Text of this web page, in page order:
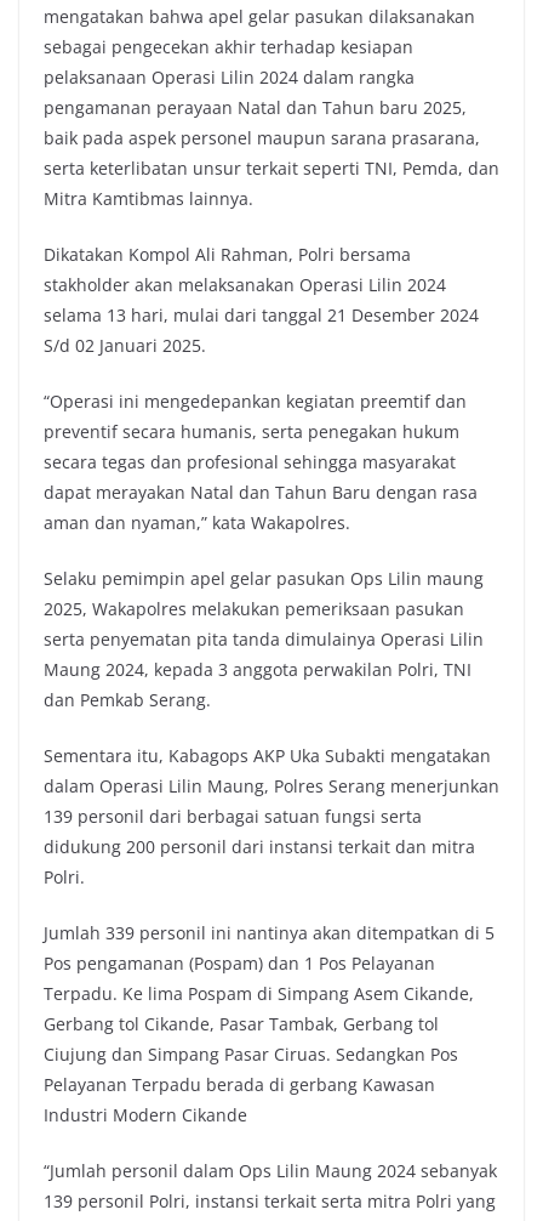
mengatakan bahwa apel gelar pasukan dilaksanakan
sebagai pengecekan akhir terhadap kesiapan
pelaksanaan Operasi Lilin 2024 dalam rangka
pengamanan perayaan Natal dan Tahun baru 2025,
baik pada aspek personel maupun sarana prasarana,
serta keterlibatan unsur terkait seperti TNI, Pemda, dan
Mitra Kamtibmas lainnya.
Dikatakan Kompol Ali Rahman, Polri bersama
stakholder akan melaksanakan Operasi Lilin 2024
selama 13 hari, mulai dari tanggal 21 Desember 2024
S/d 02 Januari 2025.
“Operasi ini mengedepankan kegiatan preemtif dan
preventif secara humanis, serta penegakan hukum
secara tegas dan profesional sehingga masyarakat
dapat merayakan Natal dan Tahun Baru dengan rasa
aman dan nyaman,” kata Wakapolres.
Selaku pemimpin apel gelar pasukan Ops Lilin maung
2025, Wakapolres melakukan pemeriksaan pasukan
serta penyematan pita tanda dimulainya Operasi Lilin
Maung 2024, kepada 3 anggota perwakilan Polri, TNI
dan Pemkab Serang.
Sementara itu, Kabagops AKP Uka Subakti mengatakan
dalam Operasi Lilin Maung, Polres Serang menerjunkan
139 personil dari berbagai satuan fungsi serta
didukung 200 personil dari instansi terkait dan mitra
Polri.
Jumlah 339 personil ini nantinya akan ditempatkan di 5
Pos pengamanan (Pospam) dan 1 Pos Pelayanan
Terpadu. Ke lima Pospam di Simpang Asem Cikande,
Gerbang tol Cikande, Pasar Tambak, Gerbang tol
Ciujung dan Simpang Pasar Ciruas. Sedangkan Pos
Pelayanan Terpadu berada di gerbang Kawasan
Industri Modern Cikande
“Jumlah personil dalam Ops Lilin Maung 2024 sebanyak
139 personil Polri, instansi terkait serta mitra Polri yang